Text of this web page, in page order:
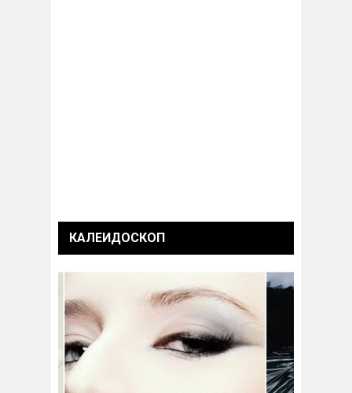
КАЛЕИДОСКОП